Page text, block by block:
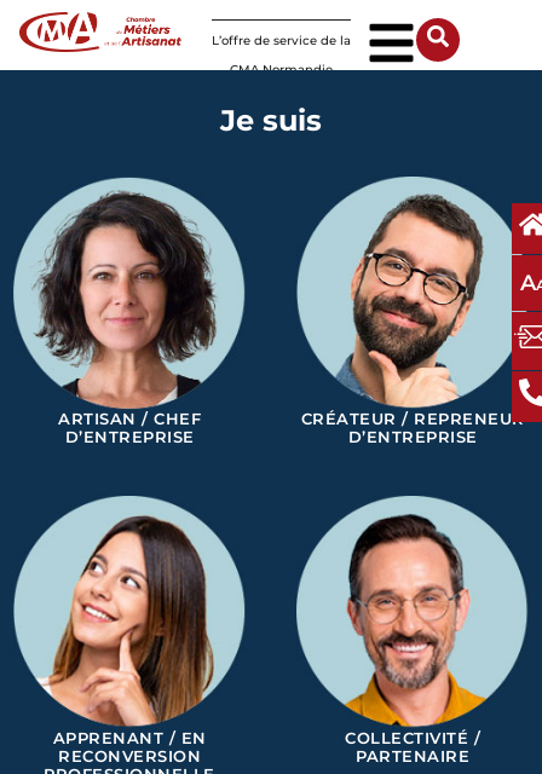
L’offre de service de la
CMA Normandie
A
Je suis
ARTISAN / CHEF
D’ENTREPRISE
CRÉATEUR / REPRENEUR
D’ENTREPRISE
APPRENANT / EN
RECONVERSION
COLLECTIVITÉ /
PARTENAIRE
Panneau de gestion des cookies